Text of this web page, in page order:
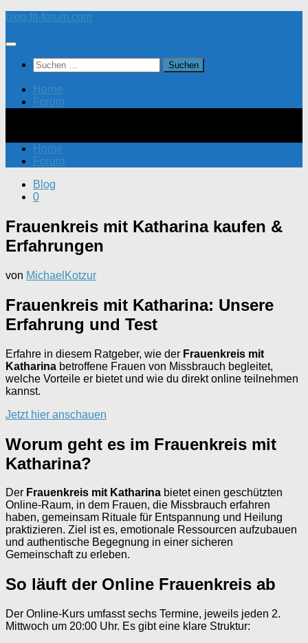
Zum
springen
blog.fit-forum.com
Suchen
nach:
Home
Forum
Home
Forum
Blog
0
Frauenkreis mit Katharina kaufen &
Erfahrungen
von MichaelKotzur
Frauenkreis mit Katharina: Unsere
Erfahrung und Test
Erfahre in diesem Ratgeber, wie der Frauenkreis mit
Katharina betroffene Frauen von Missbrauch begleitet,
welche Vorteile er bietet und wie du direkt online teilnehmen
kannst.
Jetzt hier anschauen
Worum geht es im Frauenkreis mit
Katharina?
Der Frauenkreis mit Katharina bietet einen geschützten
Online-Raum, in dem Frauen, die Missbrauch erfahren
haben, gemeinsam Rituale für Entspannung und Heilung
praktizieren. Ziel ist es, emotionale Ressourcen aufzubauen
und authentische Begegnung in einer sicheren
Gemeinschaft zu erleben.
So läuft der Online Frauenkreis ab
Der Online-Kurs umfasst sechs Termine, jeweils jeden 2.
Mittwoch um 20:00 Uhr. Es gibt eine klare Struktur: